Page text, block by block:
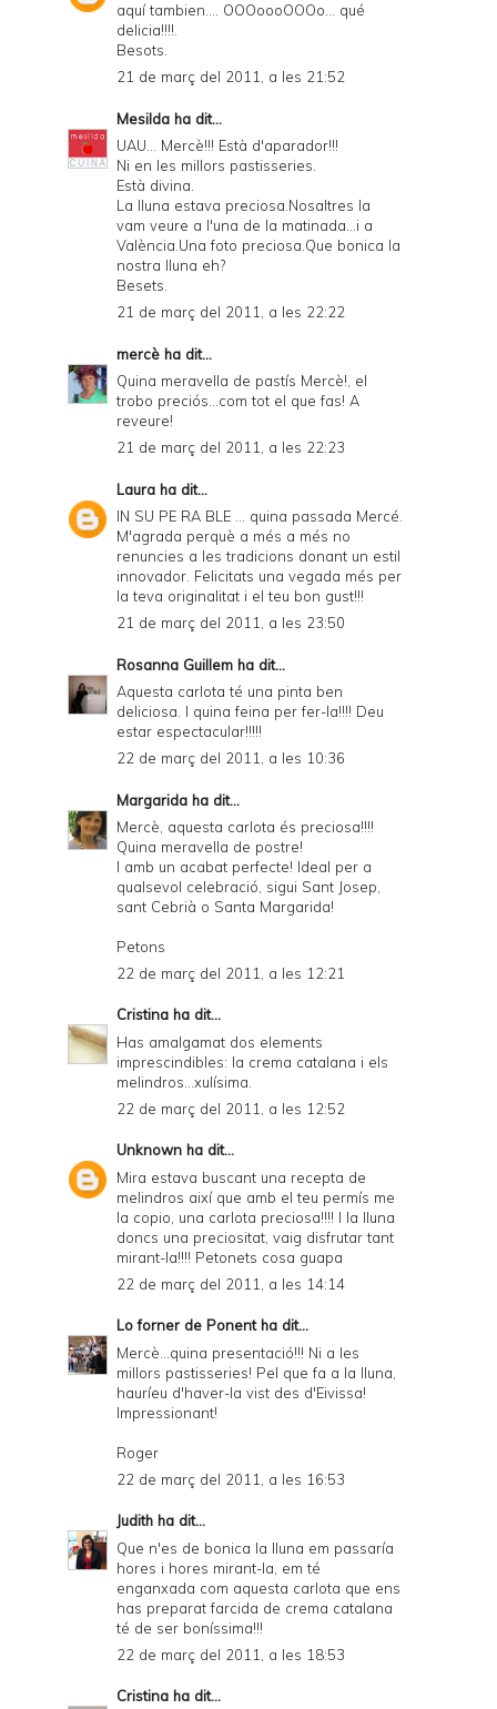
aquí tambien.... OOOoooOOOo... qué
delicia!!!!.
Besots.
21 de març del 2011, a les 21:52
Mesilda ha dit...
UAU... Mercè!!! Està d'aparador!!!
Ni en les millors pastisseries.
Està divina.
La lluna estava preciosa.Nosaltres la
vam veure a l'una de la matinada...i a
València.Una foto preciosa.Que bonica la
nostra lluna eh?
Besets.
21 de març del 2011, a les 22:22
mercè ha dit...
Quina meravella de pastís Mercè!, el
trobo preciós...com tot el que fas! A
reveure!
21 de març del 2011, a les 22:23
Laura ha dit...
IN SU PE RA BLE ... quina passada Mercé.
M'agrada perquè a més a més no
renuncies a les tradicions donant un estil
innovador. Felicitats una vegada més per
la teva originalitat i el teu bon gust!!!
21 de març del 2011, a les 23:50
Rosanna Guillem ha dit...
Aquesta carlota té una pinta ben
deliciosa. I quina feina per fer-la!!!! Deu
estar espectacular!!!!!
22 de març del 2011, a les 10:36
Margarida ha dit...
Mercè, aquesta carlota és preciosa!!!!
Quina meravella de postre!
I amb un acabat perfecte! Ideal per a
qualsevol celebració, sigui Sant Josep,
sant Cebrià o Santa Margarida!
Petons
22 de març del 2011, a les 12:21
Cristina ha dit...
Has amalgamat dos elements
imprescindibles: la crema catalana i els
melindros...xulísima.
22 de març del 2011, a les 12:52
Unknown ha dit...
Mira estava buscant una recepta de
melindros així que amb el teu permís me
la copio, una carlota preciosa!!!! I la lluna
doncs una preciositat, vaig disfrutar tant
mirant-la!!!! Petonets cosa guapa
22 de març del 2011, a les 14:14
Lo forner de Ponentha dit...
Mercè...quina presentació!!! Ni a les
millors pastisseries! Pel que fa a la lluna,
hauríeu d'haver-la vist des d'Eivissa!
Impressionant!
Roger
22 de març del 2011, a les 16:53
Judith ha dit...
Que n'es de bonica la lluna em passaría
hores i hores mirant-la, em té
enganxada com aquesta carlota que ens
has preparat farcida de crema catalana
té de ser boníssima!!!
22 de març del 2011, a les 18:53
Cristina ha dit...